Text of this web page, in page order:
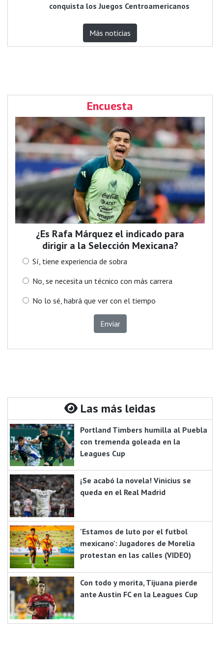
conquista los Juegos Centroamericanos
Más noticias
Encuesta
¿Es Rafa Márquez el indicado para
dirigir a la Selección Mexicana?
Sí, tiene experiencia de sobra
No, se necesita un técnico con más carrera
No lo sé, habrá que ver con el tiempo
Enviar
Las más leidas
Portland Timbers humilla al Puebla
con tremenda goleada en la
Leagues Cup
¡Se acabó la novela! Vinicius se
queda en el Real Madrid
'Estamos de luto por el futbol
mexicano': Jugadores de Morelia
protestan en las calles (VIDEO)
Con todo y morita, Tijuana pierde
ante Austin FC en la Leagues Cup